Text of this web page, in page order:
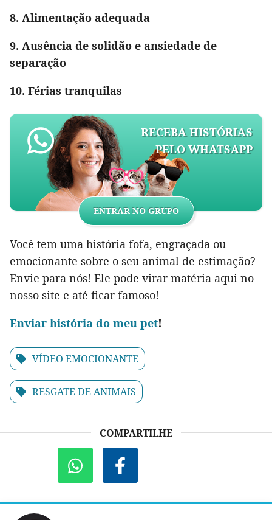
8. Alimentação adequada
9. Ausência de solidão e ansiedade de
separação
10. Férias tranquilas
RECEBA HISTÓRIAS
PELO WHATSAPP
ENTRAR NO GRUPO
Você tem uma história fofa, engraçada ou
emocionante sobre o seu animal de estimação?
Envie para nós! Ele pode virar matéria aqui no
nosso site e até ficar famoso!
Enviar história do meu pet!
VÍDEO EMOCIONANTE
RESGATE DE ANIMAIS
COMPARTILHE